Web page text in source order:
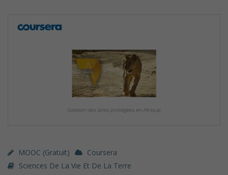
MOOC (gratuit)
Coursera
Sciences De La Vie Et De La Terre